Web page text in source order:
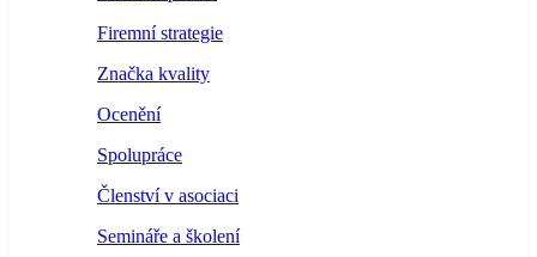
Firemní strategie
Značka kvality
Ocenění
Spolupráce
Členství v asociaci
Semináře a školení